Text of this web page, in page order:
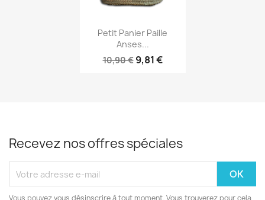
Aperçu rapide
Petit Panier Paille
Anses...
10,90 € 9,81 €
Recevez nos offres spéciales